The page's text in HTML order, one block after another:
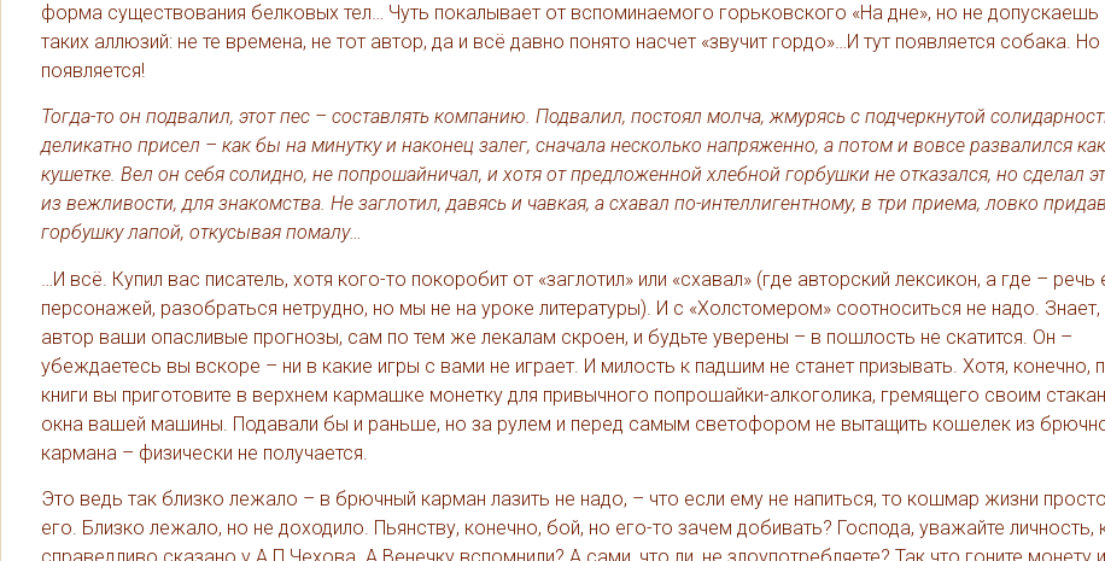
форма существования белковых тел… Чуть покалывает от вспоминаемого горьковского «На дне», но не допускаешь
таких аллюзий: не те времена, не тот автор, да и всё давно понято насчет «звучит гордо»…И тут появляется собака. Но
появляется!
Тогда-то он подвалил, этот пес – составлять компанию. Подвалил, постоял молча, жмурясь с подчеркнутой
деликатно присел – как бы на минутку и наконец залег, сначала несколько напряженно, а потом и вовсе развалился
кушетке. Вел он себя солидно, не попрошайничал, и хотя от предложенной хлебной горбушки не отказался, но сделал
из вежливости, для знакомства. Не заглотил, давясь и чавкая, а схавал по-интеллигентному, в три приема, ловко
горбушку лапой, откусывая помалу…
…И всё. Купил вас писатель, хотя кого-то покоробит от «заглотил» или «схавал» (где авторский лексикон, а где – речь
персонажей, разобраться нетрудно, но мы не на уроке литературы). И с «Холстомером» соотноситься не надо. Знает,
автор ваши опасливые прогнозы, сам по тем же лекалам скроен, и будьте уверены – в пошлость не скатится. Он –
убеждаетесь вы вскоре – ни в какие игры с вами не играет. И милость к падшим не станет призывать. Хотя, конечно,
книги вы приготовите в верхнем кармашке монетку для привычного попрошайки-алкоголика, гремящего своим
окна вашей машины. Подавали бы и раньше, но за рулем и перед самым светофором не вытащить кошелек из
кармана – физически не получается.
Это ведь так близко лежало – в брючный карман лазить не надо, – что если ему не напиться, то кошмар жизни
его. Близко лежало, но не доходило. Пьянству, конечно, бой, но его-то зачем добивать? Господа, уважайте личность,